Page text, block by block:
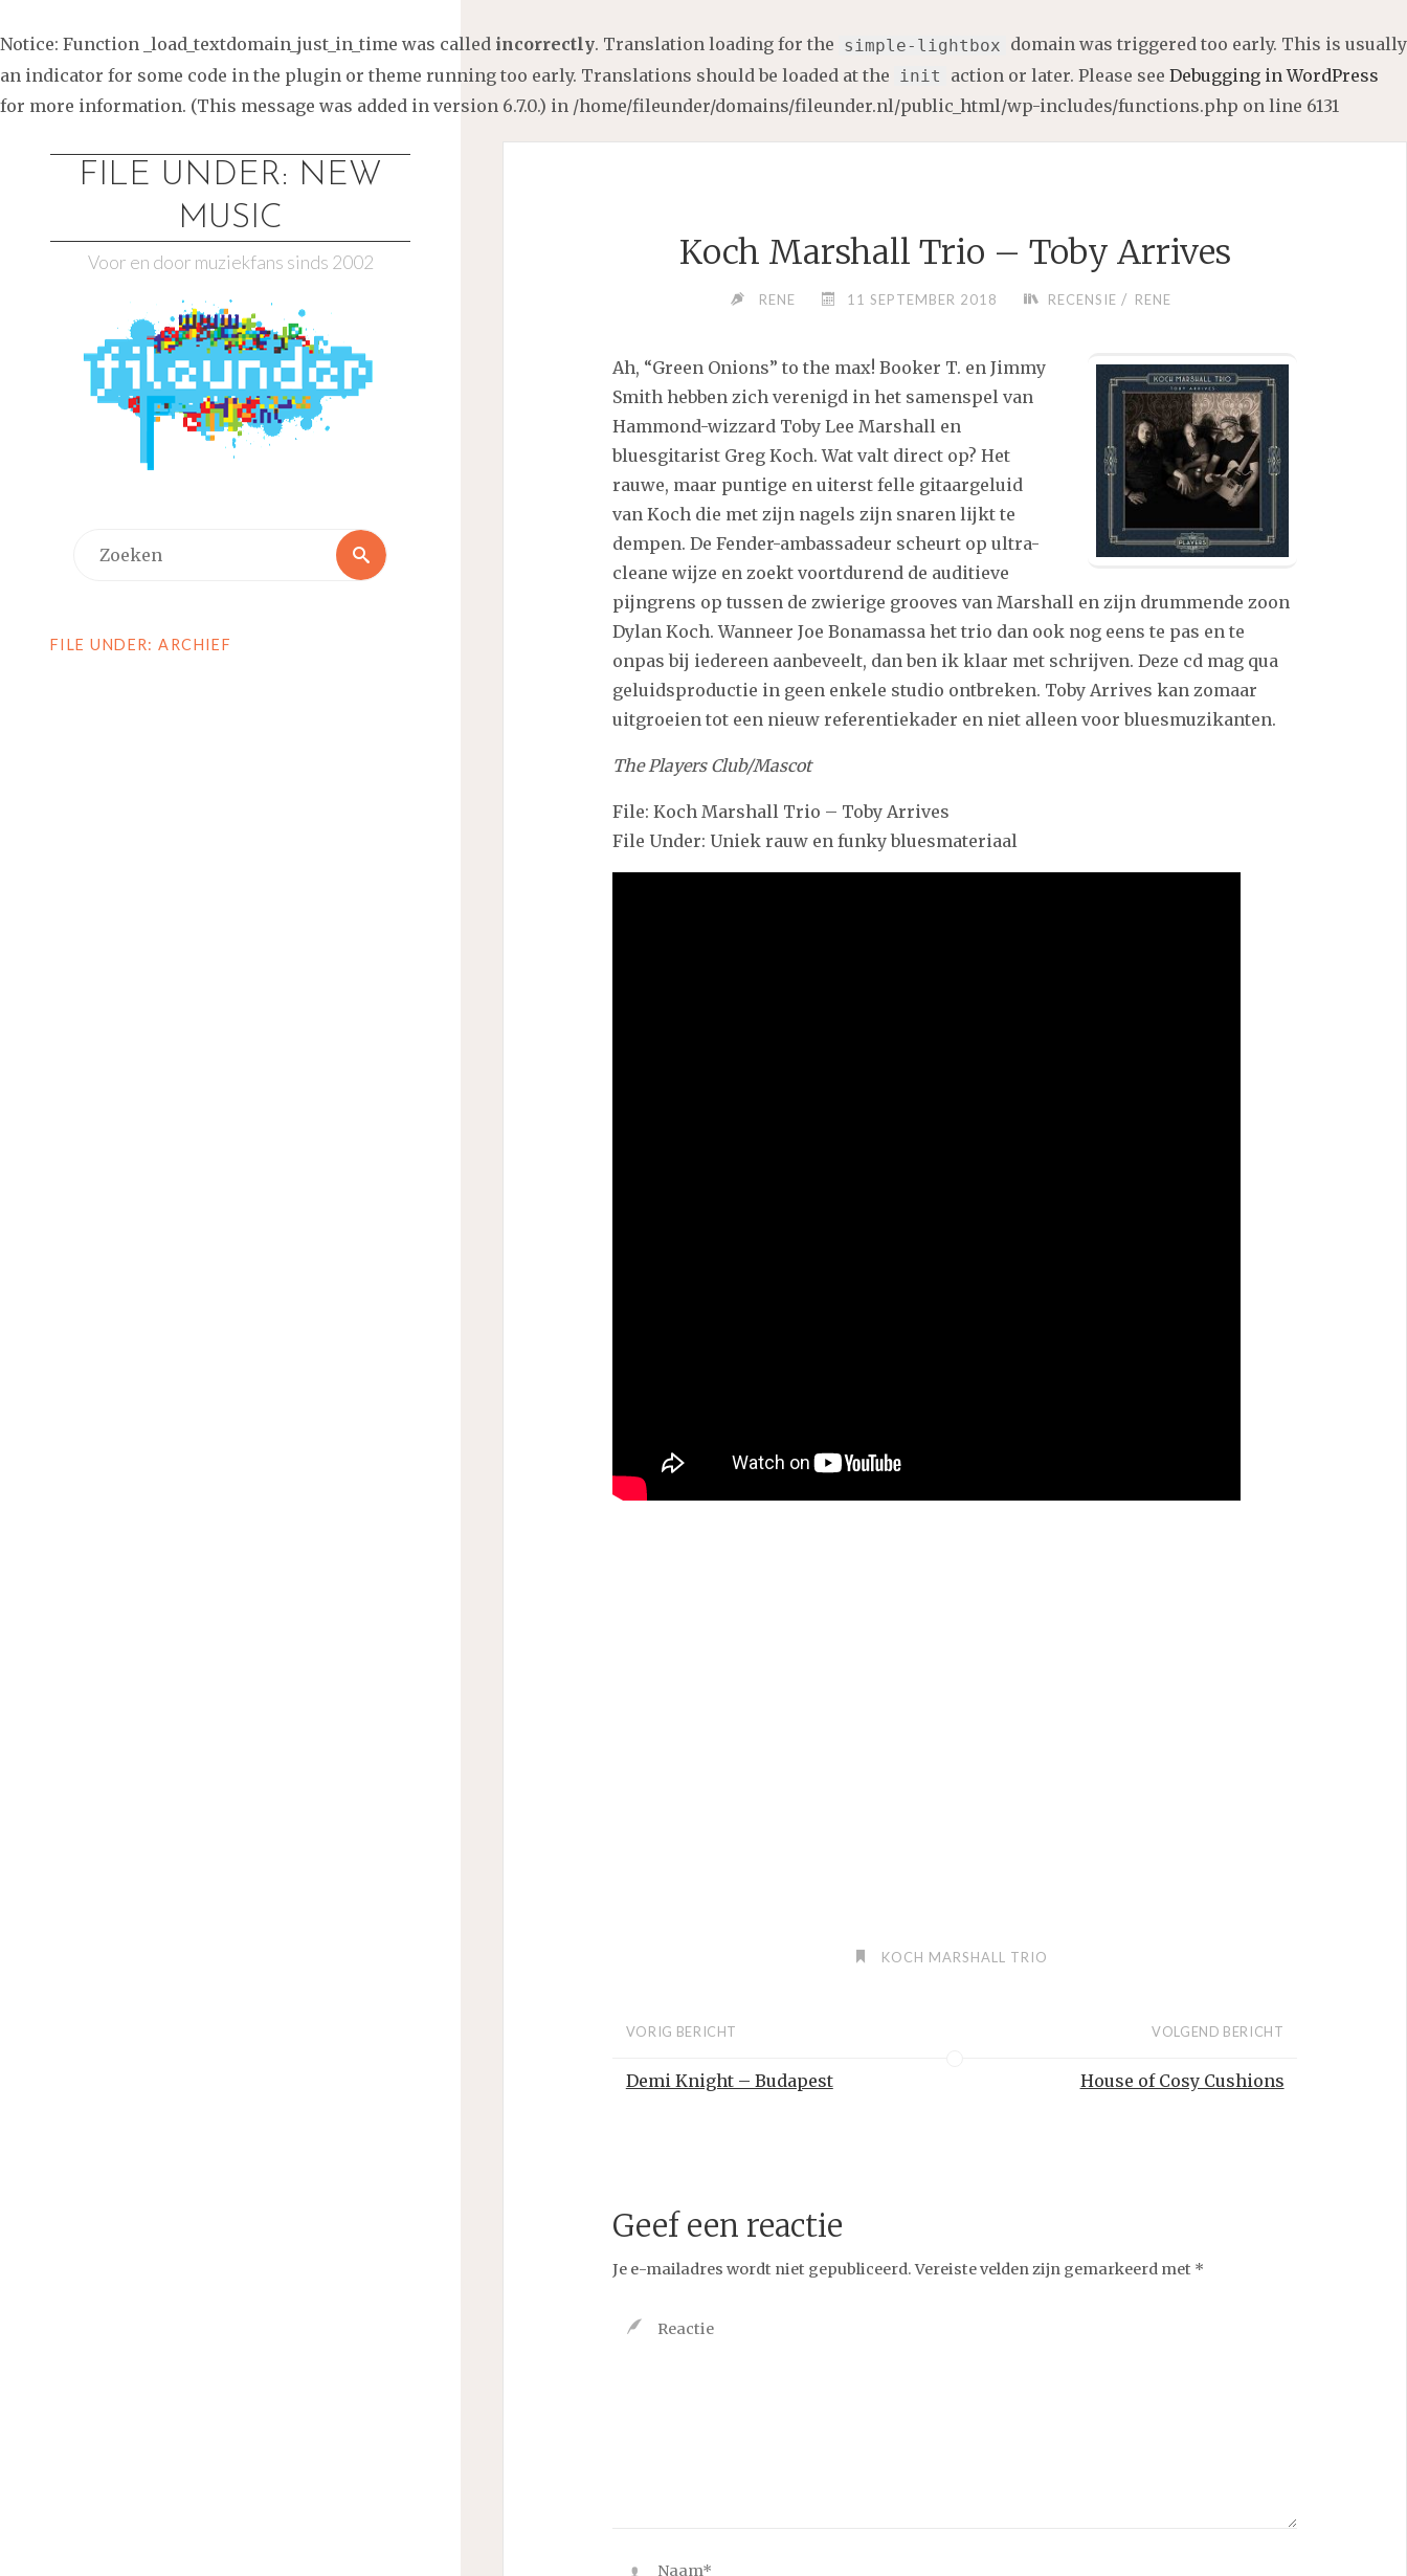
Notice: Function _load_textdomain_just_in_time was called incorrectly. Translation loading for the simple-lightbox domain was triggered too early. This is usually
an indicator for some code in the plugin or theme running too early. Translations should be loaded at the init action or later. Please see Debugging in WordPress
for more information. (This message was added in version 6.7.0.) in /home/fileunder/domains/fileunder.nl/public_html/wp-includes/functions.php on line 6131
FILE UNDER: NEW
MUSIC
Voor en door muziekfans sinds 2002
Zoeken
FILE UNDER: ARCHIEF
Koch Marshall Trio – Toby Arrives
RENE 11 SEPTEMBER 2018 RECENSIE / RENE
Ah, “Green Onions” to the max! Booker T. en Jimmy
Smith hebben zich verenigd in het samenspel van
Hammond-wizzard Toby Lee Marshall en
bluesgitarist Greg Koch. Wat valt direct op? Het
rauwe, maar puntige en uiterst felle gitaargeluid
van Koch die met zijn nagels zijn snaren lijkt te
dempen. De Fender-ambassadeur scheurt op ultra-
cleane wijze en zoekt voortdurend de auditieve
pijngrens op tussen de zwierige grooves van Marshall en zijn drummende zoon
Dylan Koch. Wanneer Joe Bonamassa het trio dan ook nog eens te pas en te
onpas bij iedereen aanbeveelt, dan ben ik klaar met schrijven. Deze cd mag qua
geluidsproductie in geen enkele studio ontbreken. Toby Arrives kan zomaar
uitgroeien tot een nieuw referentiekader en niet alleen voor bluesmuzikanten.
The Players Club/Mascot
File: Koch Marshall Trio – Toby Arrives
File Under: Uniek rauw en funky bluesmateriaal
KOCH MARSHALL TRIO
VORIG BERICHT
Demi Knight – Budapest
VOLGEND BERICHT
House of Cosy Cushions
Geef een reactie
Je e-mailadres wordt niet gepubliceerd. Vereiste velden zijn gemarkeerd met *